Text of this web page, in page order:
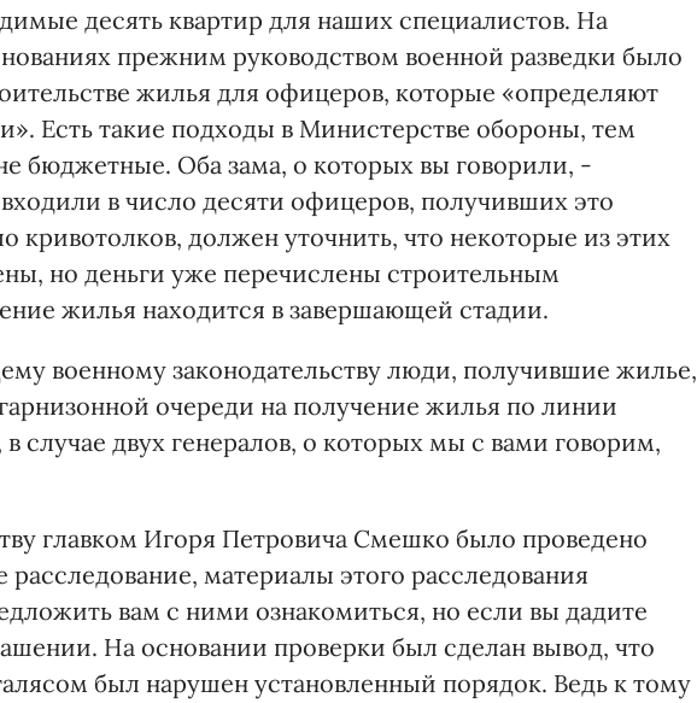
десять квартир для наших специалистов. На
прежним руководством военной разведки было
жилья для офицеров, которые «определяют
Есть такие подходы в Министерстве обороны, тем
бюджетные. Оба зама, о которых вы говорили, -
в число десяти офицеров, получивших это
кривотолков, должен уточнить, что некоторые из этих
но деньги уже перечислены строительным
жилья находится в завершающей стадии.
военному законодательству люди, получившие жилье,
очереди на получение жилья по линии
случае двух генералов, о которых мы с вами говорим,
главком Игоря Петровича Смешко было проведено
материалы этого расследования
вам с ними ознакомиться, но если вы дадите
На основании проверки был сделан вывод, что
был нарушен установленный порядок. Ведь к тому